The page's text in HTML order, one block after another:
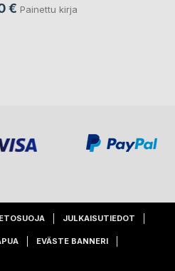
€ Painettu kirja
JULKAISUTIEDOT
EVÄSTE BANNERI